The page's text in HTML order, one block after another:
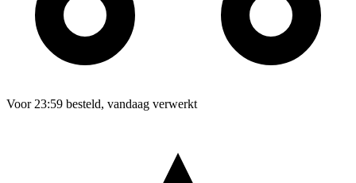
Voor 23:59 besteld, vandaag verwerkt